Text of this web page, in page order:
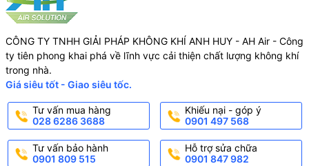
CÔNG TY TNHH GIẢI PHÁP KHÔNG KHÍ ANH HUY - AH Air - Công
ty tiên phong khai phá về lĩnh vực cải thiện chất lượng không khí
trong nhà.
Giá siêu tốt - Giao siêu tốc.
Tư vấn mua hàng
028 6286 3688
Khiếu nại - góp ý
0901 497 568
Tư vấn bảo hành
0901 809 515
Hỗ trợ sửa chữa
0901 847 982